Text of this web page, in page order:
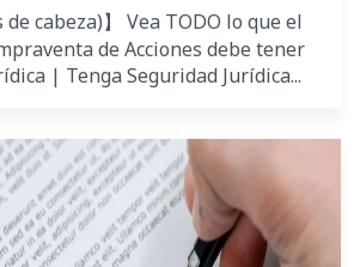
cabeza)】 Vea TODO lo que el
de Acciones debe tener
| Tenga Seguridad Jurídica...